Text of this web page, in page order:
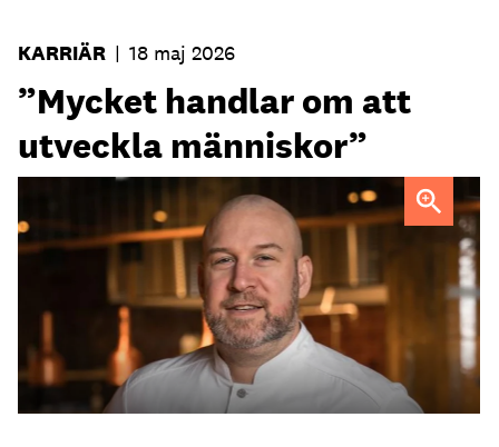
KARRIÄR | 18 maj 2026
”Mycket handlar om att
utveckla människor”
FOTO: Carotte